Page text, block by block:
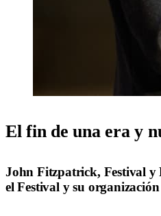
El fin de una era y
John Fitzpatrick, Festival y
el Festival y su